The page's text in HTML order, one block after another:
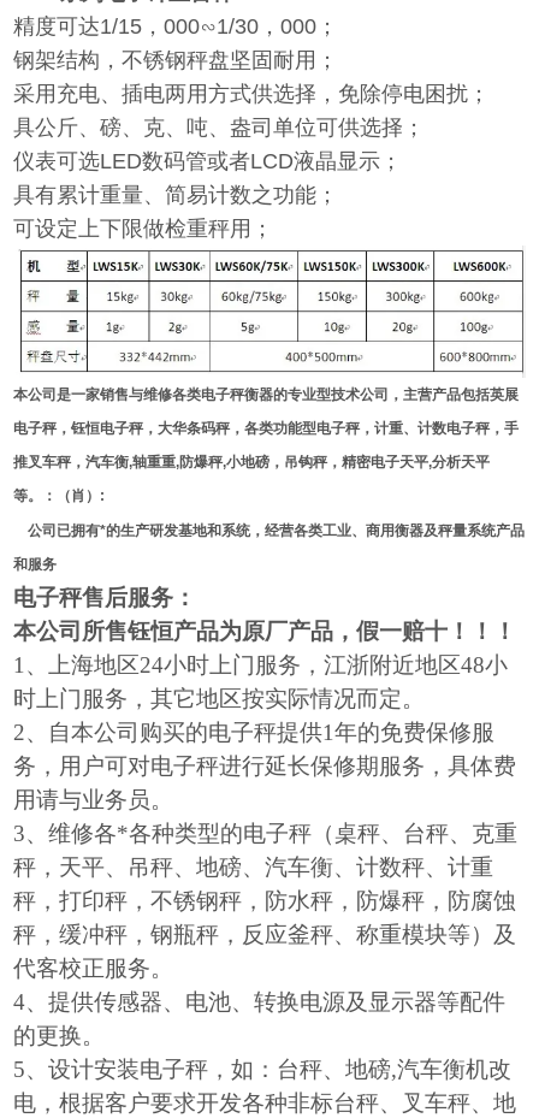
精度可达1/15，000∽1/30，000；
钢架结构，不锈钢秤盘坚固耐用；
采用充电、插电两用方式供选择，免除停电困扰；
具公斤、磅、克、吨、盎司单位可供选择；
仪表可选LED数码管或者LCD液晶显示；
具有累计重量、简易计数之功能；
可设定上下限做检重秤用；
本公司是一家销售与维修各类电子秤衡器的专业型技术公司，主营产品包括英展
电子秤，钰恒电子秤，大华条码秤，各类功能型电子秤，计重、计数电子秤，手
推叉车秤，汽车衡,轴重重,防爆秤,小地磅，吊钩秤，精密电子天平,分析天平
等。：（肖）:
公司已拥有*的生产研发基地和系统，经营各类工业、商用衡器及秤量系统产品
和服务
电子秤售后服务：
本公司所售钰恒产品为原厂产品，假一赔十！！！
1、上海地区24小时上门服务，江浙附近地区48小
时上门服务，其它地区按实际情况而定。
2、自本公司购买的电子秤提供1年的免费保修服
务，用户可对电子秤进行延长保修期服务，具体费
用请与业务员。
3、维修各*各种类型的电子秤（桌秤、台秤、克重
秤，天平、吊秤、地磅、汽车衡、计数秤、计重
秤，打印秤，不锈钢秤，防水秤，防爆秤，防腐蚀
秤，缓冲秤，钢瓶秤，反应釜秤、称重模块等）及
代客校正服务。
4、提供传感器、电池、转换电源及显示器等配件
的更换。
5、设计安装电子秤，如：台秤、地磅,汽车衡机改
电，根据客户要求开发各种非标台秤、叉车秤、地